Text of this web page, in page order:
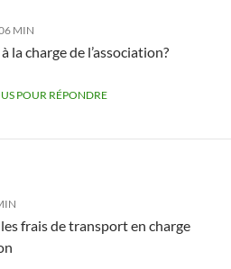
MIN
la charge de l’association?
POUR RÉPONDRE
frais de transport en charge